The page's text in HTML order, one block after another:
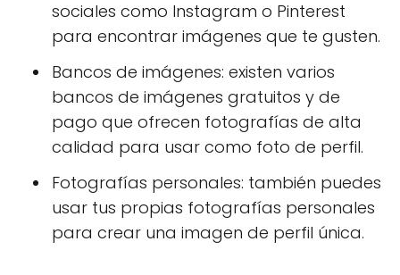
sociales como Instagram o Pinterest
para encontrar imágenes que te gusten.
Bancos de imágenes: existen varios
bancos de imágenes gratuitos y de
pago que ofrecen fotografías de alta
calidad para usar como foto de perfil.
Fotografías personales: también puedes
usar tus propias fotografías personales
para crear una imagen de perfil única.